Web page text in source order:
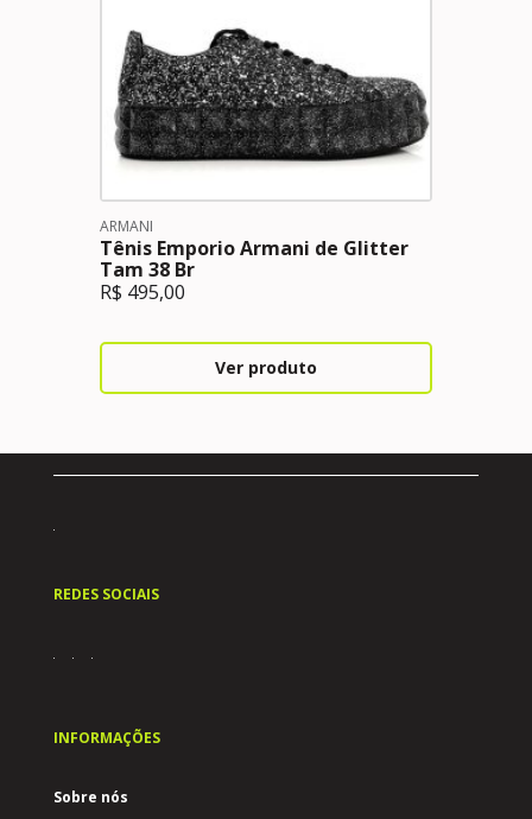
ARMANI
Tênis Emporio Armani de Glitter
Tam 38 Br
R$ 495,00
Ver produto
REDES SOCIAIS
INFORMAÇÕES
Sobre nós